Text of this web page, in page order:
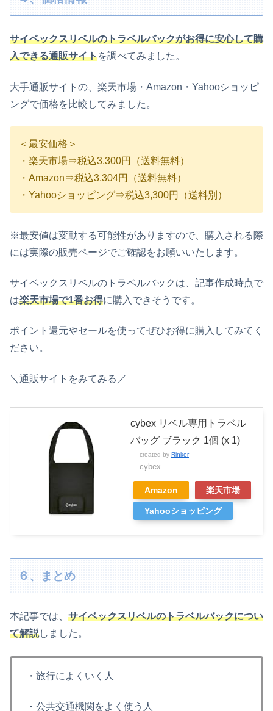
サイベックスリベルのトラベルバックがお得に安心して購
入できる通販サイトを調べてみました。
大手通販サイトの、楽天市場・Amazon・Yahooショッピ
ングで価格を比較してみました。
＜最安価格＞
・楽天市場⇒税込3,300円（送料無料）
・Amazon⇒税込3,304円（送料無料）
・Yahooショッピング⇒税込3,300円（送料別）
※最安値は変動する可能性がありますので、購入される際
には実際の販売ページでご確認をお願いいたします。
サイベックスリベルのトラベルバックは、 記事作成時点で
は楽天市場で1番お得に購入できそうです。
ポイント還元やセールを使ってぜひお得に購入してみてく
ださい。
＼通販サイトをみてみる／
cybex リベル専用トラベル
バッグ ブラック 1個 (x 1)
created by Rinker
cybex
Amazon 楽天市場
Yahooショッピング
６、まとめ
本記事では、 サイベックスリベルのトラベルバックについ
て解説しました。
・旅行によくいく人
・公共交通機関をよく使う人